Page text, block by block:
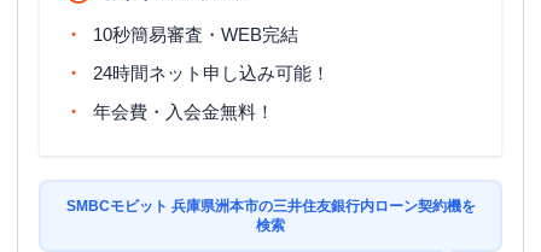
10秒簡易審査・WEB完結
24時間ネット申し込み可能！
年会費・入会金無料！
SMBCモビット 兵庫県洲本市の三井住友銀行内ローン契約機を
検索